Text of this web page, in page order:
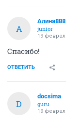
А
Алина888
junior
19
Спасибо!
ОТВЕТИТЬ
D
docsima
guru
19